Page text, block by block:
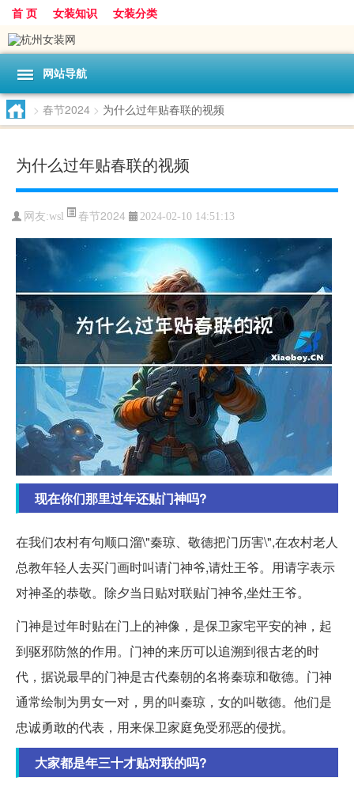
首 页 女装知识 女装分类
网站导航
> 春节2024 > 为什么过年贴春联的视频
为什么过年贴春联的视频
网友:wsl 春节2024 2024-02-10 14:51:13
现在你们那里过年还贴门神吗?
在我们农村有句顺口溜\"秦琼、敬德把门历害\",在农村老人
总教年轻人去买门画时叫请门神爷,请灶王爷。用请字表示
对神圣的恭敬。除夕当日贴对联贴门神爷,坐灶王爷。
门神是过年时贴在门上的神像，是保卫家宅平安的神，起
到驱邪防煞的作用。门神的来历可以追溯到很古老的时
代，据说最早的门神是古代秦朝的名将秦琼和敬德。门神
通常绘制为男女一对，男的叫秦琼，女的叫敬德。他们是
忠诚勇敢的代表，用来保卫家庭免受邪恶的侵扰。
大家都是年三十才贴对联的吗?